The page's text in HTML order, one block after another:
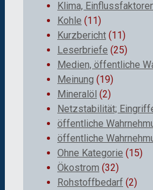
Klima,
Kohle (11)
Kurzbericht (11)
Leserbriefe (25)
Medien, öffentliche
Meinung (19)
Mineralöl (2)
Netzstabilität;
öffentliche
öffentliche
Ohne Kategorie (15)
Ökostrom (32)
Rohstoffbedarf (2)